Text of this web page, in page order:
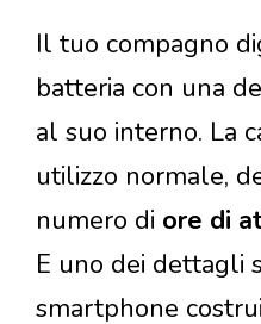
Il tuo compagno
batteria con una
al suo interno. La
utilizzo normale,
numero di ore di
E uno dei dettagli
smartphone